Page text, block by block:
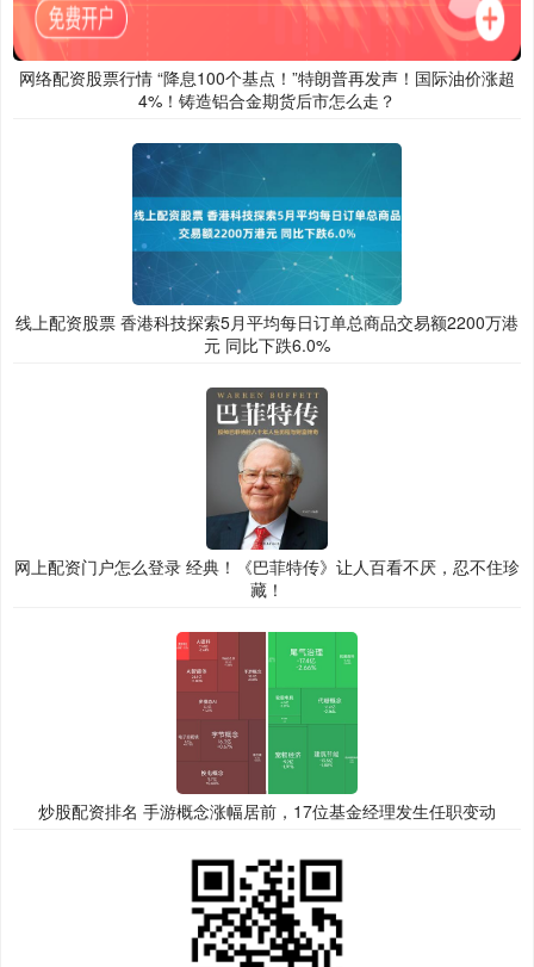
网络配资股票行情 “降息100个基点！”特朗普再发声！国际油价涨超
4%！铸造铝合金期货后市怎么走？
线上配资股票 香港科技探索5月平均每日订单总商品交易额2200万港
元 同比下跌6.0%
网上配资门户怎么登录 经典！《巴菲特传》让人百看不厌，忍不住珍
藏！
炒股配资排名 手游概念涨幅居前，17位基金经理发生任职变动